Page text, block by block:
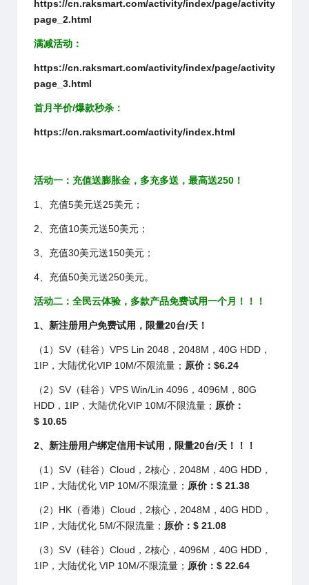
https://cn.raksmart.com/activity/index/page/activity
page_2.html
满减活动：
https://cn.raksmart.com/activity/index/page/activity
page_3.html
首月半价/爆款秒杀：
https://cn.raksmart.com/activity/index.html
活动一：充值送膨胀金，多充多送，最高送250！
1、充值5美元送25美元；
2、充值10美元送50美元；
3、充值30美元送150美元；
4、充值50美元送250美元。
活动二：全民云体验，多款产品免费试用一个月！！！
1、新注册用户免费试用，限量20台/天！
（1）SV（硅谷）VPS Lin 2048，2048M，40G HDD，
1IP，大陆优化VIP 10M/不限流量； 原价：$6.24
（2）SV（硅谷）VPS Win/Lin 4096，4096M，80G
HDD，1IP，大陆优化VIP 10M/不限流量； 原价：
$ 10.65
2、新注册用户绑定信用卡试用，限量20台/天！！！
（1）SV（硅谷）Cloud，2核心，2048M，40G HDD，
1IP，大陆优化 VIP 10M/不限流量； 原价：$ 21.38
（2）HK（香港）Cloud，2核心，2048M，40G HDD，
1IP，大陆优化 5M/不限流量； 原价：$ 21.08
（3）SV（硅谷）Cloud，2核心，4096M，40G HDD，
1IP，大陆优化 VIP 10M/不限流量； 原价：$ 22.64